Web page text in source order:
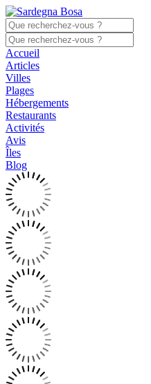
Accueil
Articles
Villes
Plages
Hébergements
Restaurants
Activités
Avis
Îles
Blog